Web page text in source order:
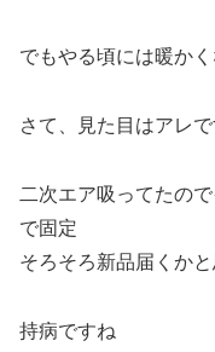
でもやる頃には暖か
さて、見た目はアレ
二次エア吸ってたの
で固定
そろそろ新品届くか
持病ですね